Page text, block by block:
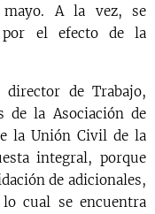
mayo. A la vez, se
por el efecto de la
de Trabajo,
de la Asociación de
la Unión Civil de la
integral, porque
de adicionales,
cual se encuentra